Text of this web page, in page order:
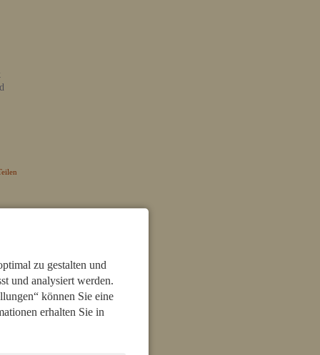
zu gestalten und
und analysiert werden.
können Sie eine
erhalten Sie in